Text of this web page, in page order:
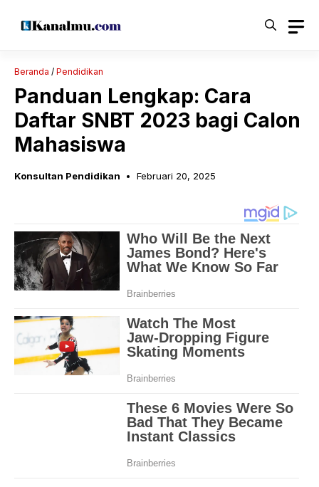
Beranda / Pendidikan
Panduan Lengkap: Cara
Daftar SNBT 2023 bagi Calon
Mahasiswa
Konsultan Pendidikan Februari 20, 2025